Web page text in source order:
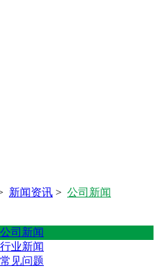
新闻资讯 > 公司新闻
公司新闻
行业新闻
常见问题